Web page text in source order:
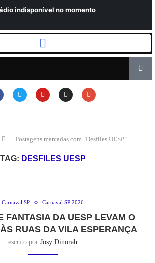
Postagens marcadas com "Desfiles UESP"
TAG: DESFILES UESP
Carnaval SP Carnaval SP 2026
FANTASIA DA UESP LEVAM O
RUAS DA VILA ESPERANÇA
escrito por Josy Dinorah